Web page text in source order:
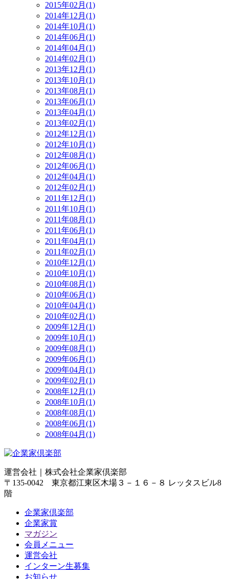
2015年02月(1)
2014年12月(1)
2014年10月(1)
2014年06月(1)
2014年04月(1)
2014年02月(1)
2013年12月(1)
2013年10月(1)
2013年08月(1)
2013年06月(1)
2013年04月(1)
2013年02月(1)
2012年12月(1)
2012年10月(1)
2012年08月(1)
2012年06月(1)
2012年04月(1)
2012年02月(1)
2011年12月(1)
2011年10月(1)
2011年08月(1)
2011年06月(1)
2011年04月(1)
2011年02月(1)
2010年12月(1)
2010年10月(1)
2010年08月(1)
2010年06月(1)
2010年04月(1)
2010年02月(1)
2009年12月(1)
2009年10月(1)
2009年08月(1)
2009年06月(1)
2009年04月(1)
2009年02月(1)
2008年12月(1)
2008年10月(1)
2008年08月(1)
2008年06月(1)
2008年04月(1)
運営会社｜ 株式会社企業家倶楽部
〒135-0042 東京都江東区木場３－１６－８ レッタスビル8
階
企業家倶楽部
企業家賞
マガジン
会員メニュー
運営会社
インターン生募集
お知らせ